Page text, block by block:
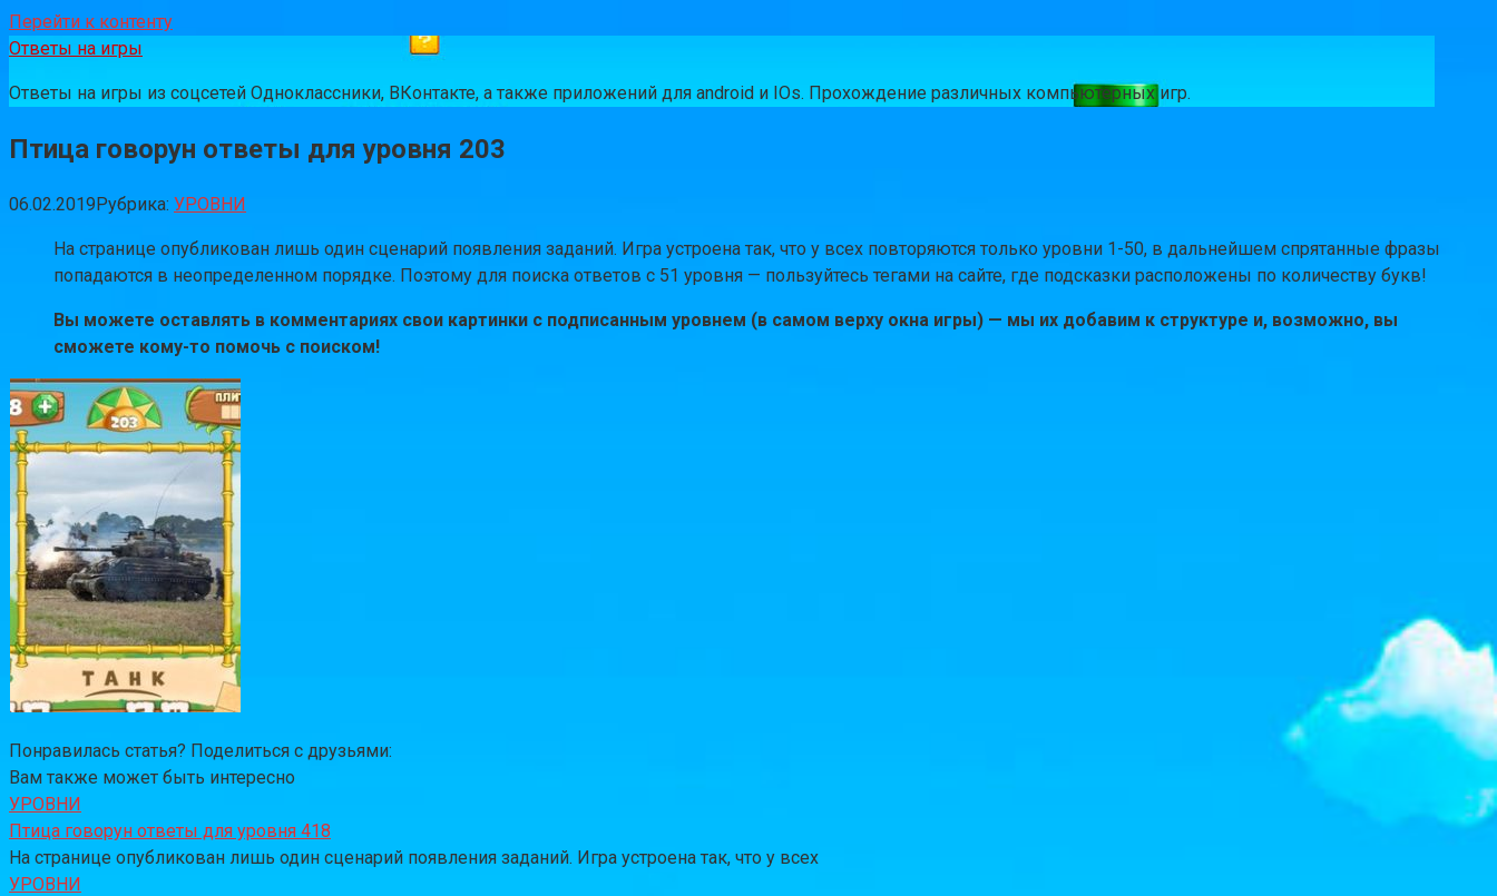
Перейти к контенту
Ответы на игры
Ответы на игры из соцсетей Одноклассники, ВКонтакте, а также приложений для android и IOs. Прохождение различных компьютерных игр.
Птица говорун ответы для уровня 203
06.02.2019Рубрика: УРОВНИ
На странице опубликован лишь один сценарий появления заданий. Игра устроена так, что у всех повторяются только уровни 1-50, в дальнейшем спрятанные фразы
попадаются в неопределенном порядке. Поэтому для поиска ответов с 51 уровня — пользуйтесь тегами на сайте, где подсказки расположены по количеству букв!
Вы можете оставлять в комментариях свои картинки с подписанным уровнем (в самом верху окна игры) — мы их добавим к структуре и, возможно, вы
сможете кому-то помочь с поиском!
Понравилась статья? Поделиться с друзьями:
Вам также может быть интересно
УРОВНИ
Птица говорун ответы для уровня 418
На странице опубликован лишь один сценарий появления заданий. Игра устроена так, что у всех
УРОВНИ